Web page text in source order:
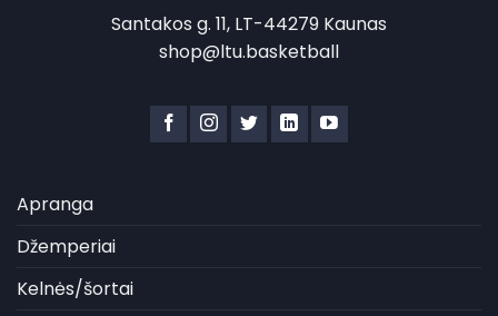
Santakos g. 11, LT-44279 Kaunas
shop@ltu.basketball
Apranga
Džemperiai
Kelnės/šortai